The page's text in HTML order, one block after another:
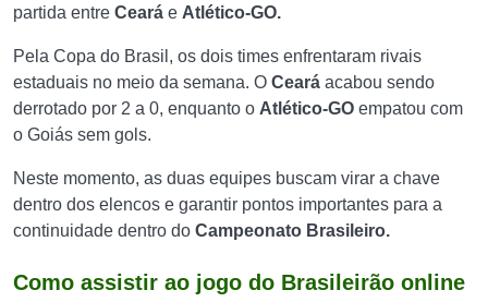
partida entre Ceará e Atlético-GO.
Pela Copa do Brasil, os dois times enfrentaram rivais
estaduais no meio da semana. O Ceará acabou sendo
derrotado por 2 a 0, enquanto o Atlético-GO empatou com
o Goiás sem gols.
Neste momento, as duas equipes buscam virar a chave
dentro dos elencos e garantir pontos importantes para a
continuidade dentro do Campeonato Brasileiro.
Como assistir ao jogo do Brasileirão online